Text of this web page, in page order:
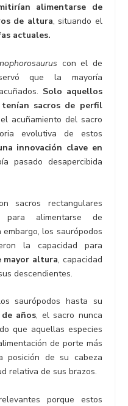
alimentarse de
de altura, situando el
actuales.
con el de
que la mayoría
Solo aquellos
sacros de perfil
acuñamiento del sacro
evolutiva de estos
innovación clave en
pasado desapercibida
sacros rectangulares
para alimentarse de
los saurópodos
la capacidad para
mayor altura, capacidad
descendientes.
saurópodos hasta su
años, el sacro nunca
que aquellas especies
de porte más
posición de su cabeza
relativa de sus brazos.
porque estos